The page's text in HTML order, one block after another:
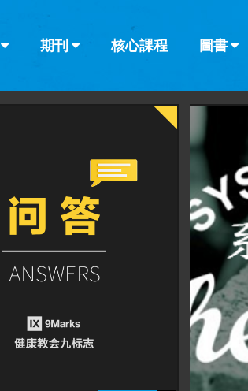
期刊 核心課程 圖書
書評
教會帶領
查看全部
查看全部
其他的模式
葡萄牙語 俄語 烏茲別克語
阿拉伯語